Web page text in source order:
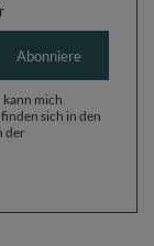
Abonniere
mich
sich in den
der